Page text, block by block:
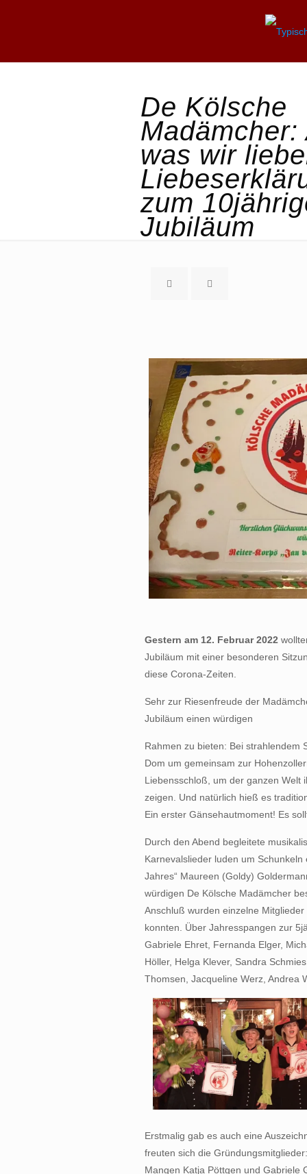
De Kölsche
Madämcher:
was wir
zum
Jubiläum
Gestern am 12. Februar 2022
Jubiläum mit einer besonderen
diese Corona-Zeiten.
Sehr zur Riesenfreude der
Jubiläum einen würdigen
Rahmen zu bieten: Bei strahlendem
Dom um gemeinsam zur
Liebensschloß, um der ganzen Welt
zeigen. Und natürlich hieß es
Ein erster Gänsehautmoment! Es
Durch den Abend begleitete
Karnevalslieder luden um
Jahres“ Maureen (Goldy)
würdigen De Kölsche Madämcher
Anschluß wurden einzelne
konnten. Über Jahresspangen zur
Gabriele Ehret, Fernanda Elger,
Höller, Helga Klever, Sandra
Thomsen, Jacqueline Werz, Andrea
Erstmalig gab es auch eine
freuten sich die
Mangen Katja Pöttgen und Gabriele